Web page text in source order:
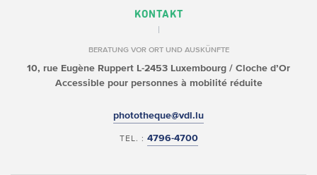
KONTAKT
BERATUNG VOR ORT UND AUSKÜNFTE
10, rue Eugène Ruppert L-2453 Luxembourg / Cloche d’Or
Accessible pour personnes à mobilité réduite
phototheque@vdl.lu
TEL. : 4796-4700